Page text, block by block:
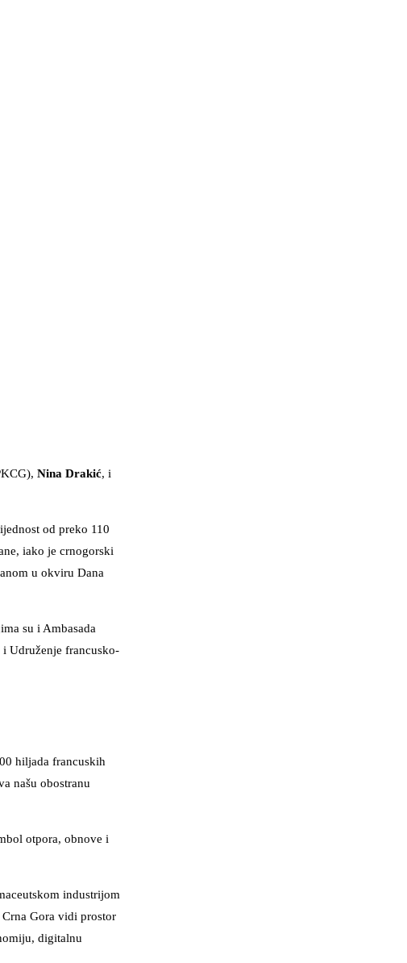
Nina Drakić, i
od preko 110
iako je crnogorski
u okviru Dana
su i Ambasada
Udruženje francusko-
hiljada francuskih
našu obostranu
otpora, obnove i
industrijom
Gora vidi prostor
digitalnu